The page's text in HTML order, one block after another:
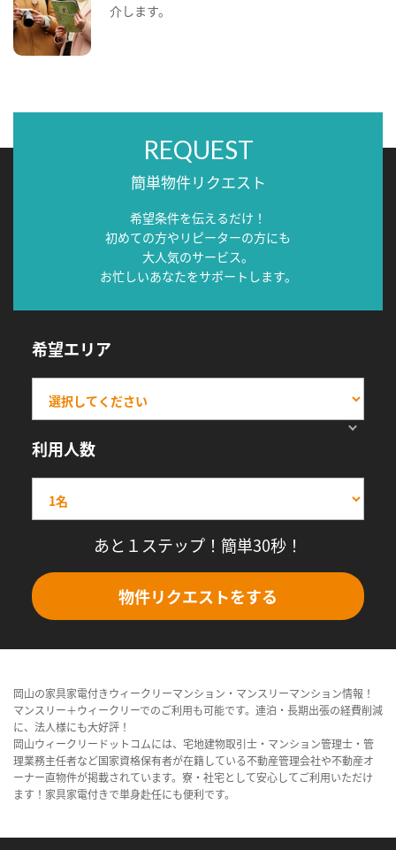
介します。
REQUEST
簡単物件リクエスト
希望条件を伝えるだけ！
初めての方やリピーターの方にも
大人気のサービス。
お忙しいあなたをサポートします。
希望エリア
利用人数
あと１ステップ！簡単30秒！
物件リクエストをする
岡山の家具家電付きウィークリーマンション・マンスリーマンション情報！
マンスリー＋ウィークリーでのご利用も可能です。連泊・長期出張の経費削減
に、法人様にも大好評！
岡山ウィークリードットコムには、宅地建物取引士・マンション管理士・管
理業務主任者など国家資格保有者が在籍している不動産管理会社や不動産オ
ーナー直物件が掲載されています。寮・社宅として安心してご利用いただけ
ます！家具家電付きで単身赴任にも便利です。